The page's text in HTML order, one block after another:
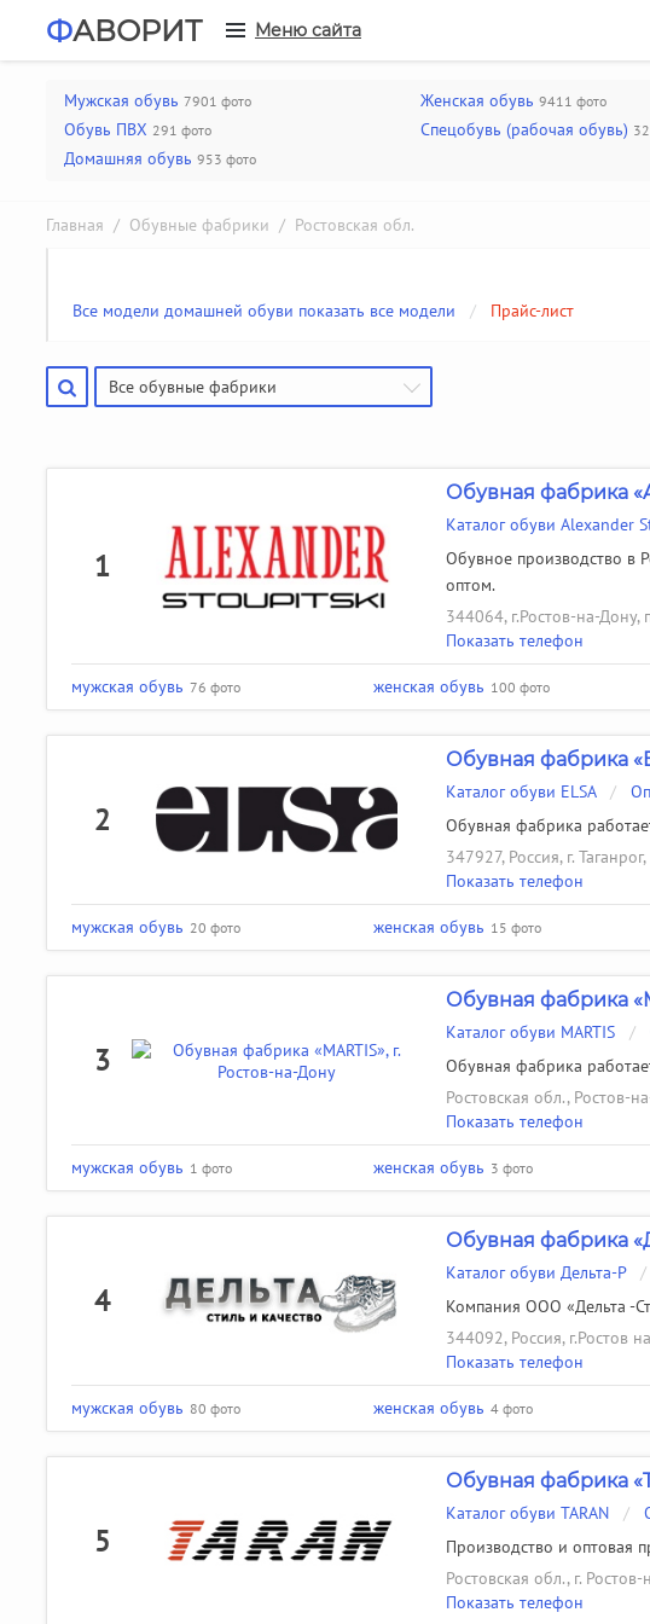
ФАВОРИТ Меню сайта
Мужская обувь 7901 фото Женская обувь 9411 фото
Обувь ПВХ 291 фото Спецобувь (рабочая обувь)
Домашняя обувь 953 фото
Главная / Обувные фабрики / Ростовская обл.
Все модели домашней обуви показать все модели / Прайс-лист
Все обувные фабрики
1
Обувная фабрика
Каталог обуви Alexander
Обувное производство в
оптом.
344064, г.Ростов-на-Дону,
Показать телефон
мужская обувь 76 фото женская обувь 100 фото
2
Обувная фабрика
Каталог обуви ELSA /
Обувная фабрика
347927, Россия, г.
Показать телефон
мужская обувь 20 фото женская обувь 15 фото
3
Обувная фабрика
Каталог обуви MARTIS /
Обувная фабрика
Ростовская обл., Ростов-
Показать телефон
мужская обувь 1 фото женская обувь 3 фото
4
Обувная фабрика
Каталог обуви Дельта-Р /
Компания ООО «Дельта -
344092, Россия, г.Ростов
Показать телефон
мужская обувь 80 фото женская обувь 4 фото
5
Обувная фабрика
Каталог обуви TARAN /
Производство и оптовая
Ростовская обл., г.
Показать телефон